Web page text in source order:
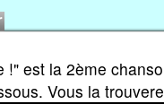
!" est la 2ème
Vous la